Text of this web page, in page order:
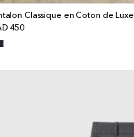
Classique en Coton de Luxe
450